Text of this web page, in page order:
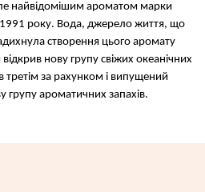
найвідомішим ароматом марки
року. Вода, джерело життя, що
створення цього аромату
нову групу свіжих океанічних
третім за рахунком і випущений
групу ароматичних запахів.